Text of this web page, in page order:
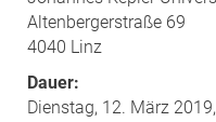
Altenbergerstraße 69
4040 Linz
Dauer:
Dienstag, 12. März